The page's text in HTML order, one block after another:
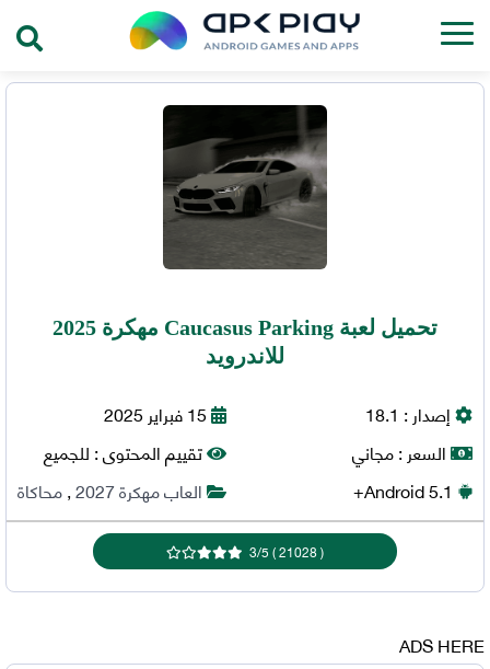
تحميل لعبة Caucasus Parking مهكرة 2025
للاندرويد
إصدار : 18.1
السعر :مجاني
Android5.1+
15 فبراير 2025
تقييم المحتوى :للجميع
العاب مهكرة 2027
,محاكاة
(
21028
)
3/5
ADS HERE